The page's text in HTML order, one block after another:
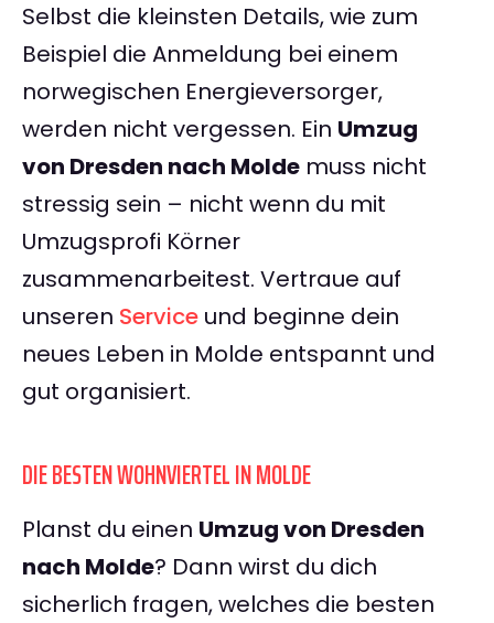
Selbst die kleinsten Details, wie zum
Beispiel die Anmeldung bei einem
norwegischen Energieversorger,
werden nicht vergessen. Ein Umzug
von Dresden nach Molde muss nicht
stressig sein – nicht wenn du mit
Umzugsprofi Körner
zusammenarbeitest. Vertraue auf
unseren Service und beginne dein
neues Leben in Molde entspannt und
gut organisiert.
DIE BESTEN WOHNVIERTEL IN MOLDE
Planst du einen Umzug von Dresden
nach Molde? Dann wirst du dich
sicherlich fragen, welches die besten